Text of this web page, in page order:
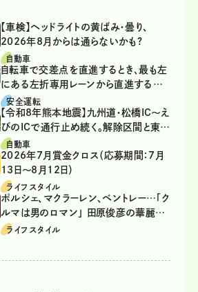
【車検】ヘッドライトの黄ばみ・曇り、
2026年8月からは通らないかも?
自動車
自転車で交差点を直進するとき、最も左
にある左折専用レーンから直進するの
は、違反？
安全運転
【令和8年熊本地震】九州道・松橋IC～え
びのICで通行止め続く。解除区間と東九
州道の迂回ルート
自動車
2026年7月賞金クロス（応募期間：7月
13日～8月12日）
ライフスタイル
ポルシェ、マクラーレン、ベントレー…「ク
ルマは男のロマン」 田原俊彦の華麗な
る愛車遍歴
ライフスタイル